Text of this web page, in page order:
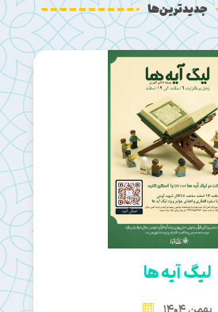
جدیدترین‌ها
لیگ آیه ها